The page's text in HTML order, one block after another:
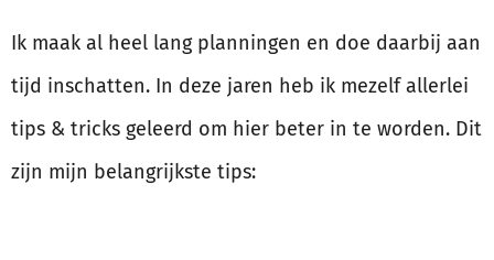
Ik maak al heel lang planningen en doe daarbij aan
tijd inschatten. In deze jaren heb ik mezelf allerlei
tips & tricks geleerd om hier beter in te worden. Dit
zijn mijn belangrijkste tips: